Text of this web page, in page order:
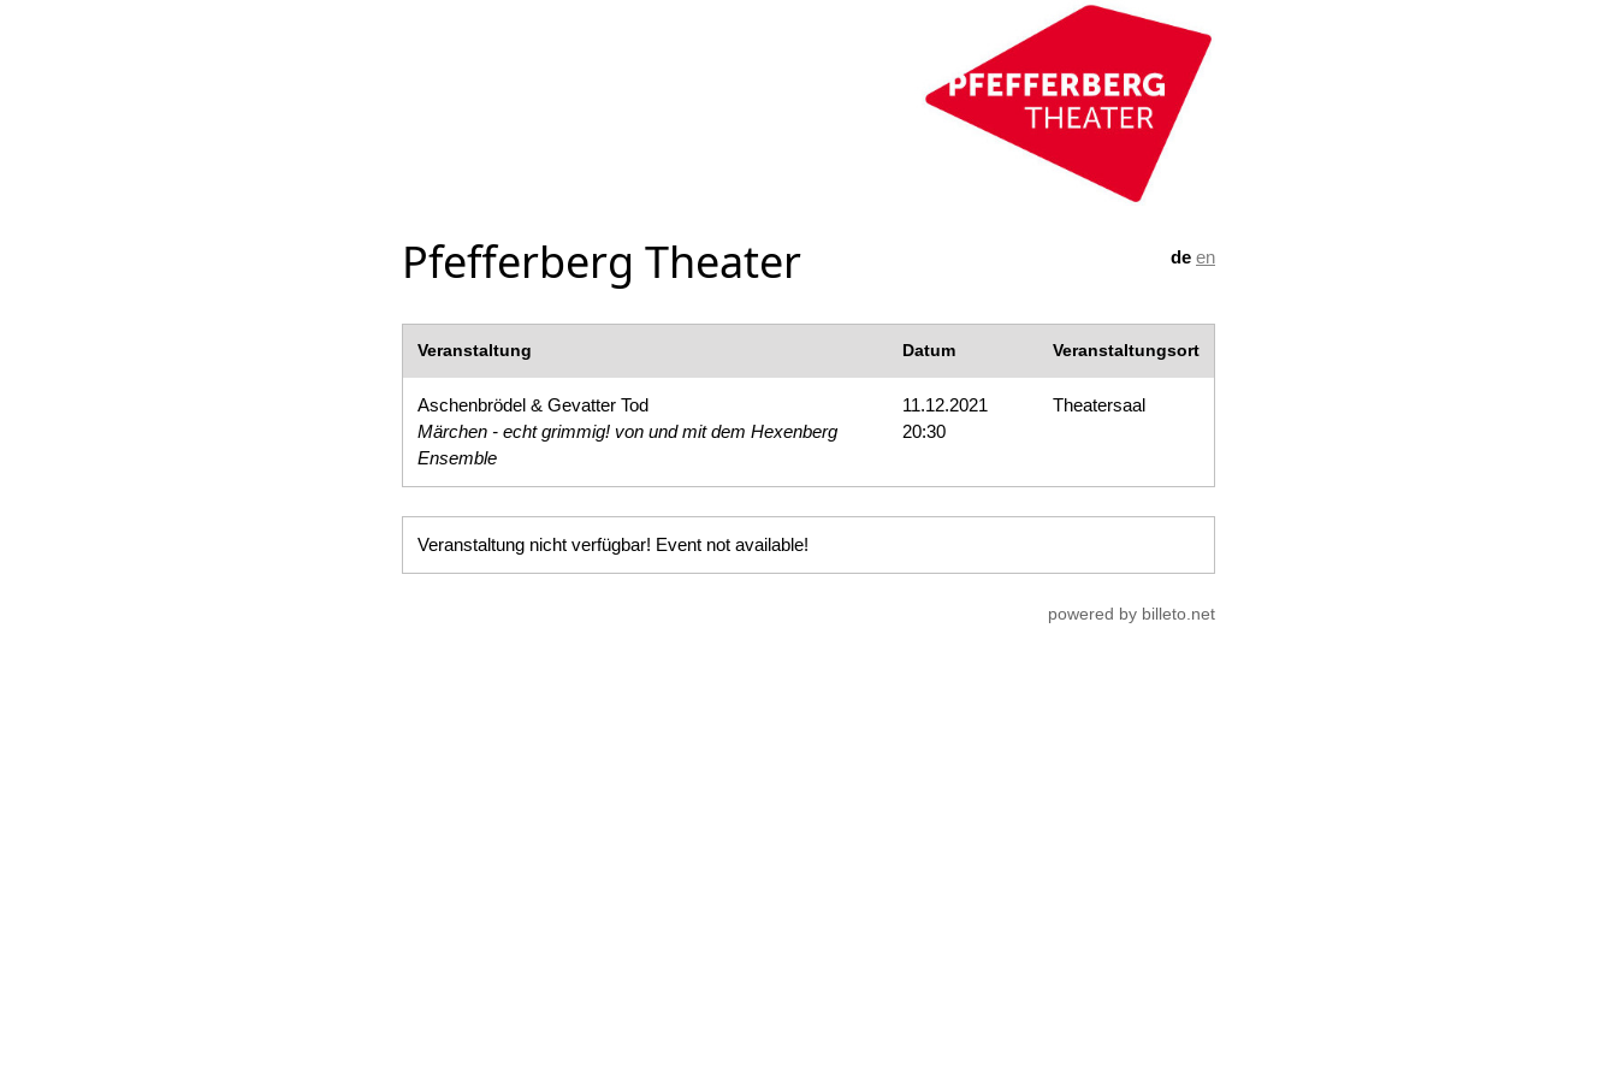
de en
Pfefferberg Theater
Veranstaltung
Aschenbrödel & Gevatter Tod
Märchen - echt grimmig! von und mit dem Hexenberg
Ensemble
Datum
11.12.2021
20:30
Veranstaltungsort
Theatersaal
Veranstaltung nicht verfügbar! Event not available!
powered by billeto.net